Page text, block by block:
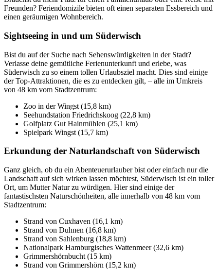
Freunden? Feriendomizile bieten oft einen separaten Essbereich und
einen geräumigen Wohnbereich.
Sightseeing in und um Süderwisch
Bist du auf der Suche nach Sehenswürdigkeiten in der Stadt?
Verlasse deine gemütliche Ferienunterkunft und erlebe, was
Süderwisch zu so einem tollen Urlaubsziel macht. Dies sind einige
der Top-Attraktionen, die es zu entdecken gilt, – alle im Umkreis
von 48 km vom Stadtzentrum:
Zoo in der Wingst (15,8 km)
Seehundstation Friedrichskoog (22,8 km)
Golfplatz Gut Hainmühlen (25,1 km)
Spielpark Wingst (15,7 km)
Erkundung der Naturlandschaft von Süderwisch
Ganz gleich, ob du ein Abenteuerurlauber bist oder einfach nur die
Landschaft auf sich wirken lassen möchtest, Süderwisch ist ein toller
Ort, um Mutter Natur zu würdigen. Hier sind einige der
fantastischsten Naturschönheiten, alle innerhalb von 48 km vom
Stadtzentrum:
Strand von Cuxhaven (16,1 km)
Strand von Duhnen (16,8 km)
Strand von Sahlenburg (18,8 km)
Nationalpark Hamburgisches Wattenmeer (32,6 km)
Grimmershörnbucht (15 km)
Strand von Grimmershörn (15,2 km)